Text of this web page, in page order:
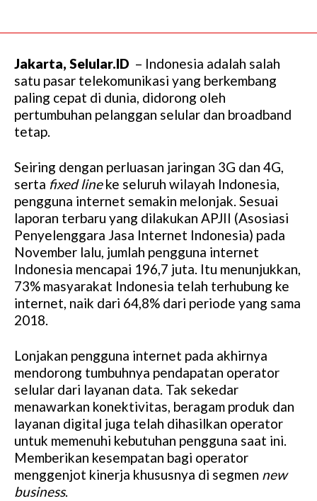
Jakarta, Selular.ID – Indonesia adalah salah
satu pasar telekomunikasi yang berkembang
paling cepat di dunia, didorong oleh
pertumbuhan pelanggan selular dan broadband
tetap.
Seiring dengan perluasan jaringan 3G dan 4G,
serta fixed lineke seluruh wilayah Indonesia,
pengguna internet semakin melonjak. Sesuai
laporan terbaru yang dilakukan APJII (Asosiasi
Penyelenggara Jasa Internet Indonesia) pada
November lalu, jumlah pengguna internet
Indonesia mencapai 196,7 juta. Itu menunjukkan,
73% masyarakat Indonesia telah terhubung ke
internet, naik dari 64,8% dari periode yang sama
2018.
Lonjakan pengguna internet pada akhirnya
mendorong tumbuhnya pendapatan operator
selular dari layanan data. Tak sekedar
menawarkan konektivitas, beragam produk dan
layanan digital juga telah dihasilkan operator
untuk memenuhi kebutuhan pengguna saat ini.
Memberikan kesempatan bagi operator
menggenjot kinerja khususnya di segmen new
business.